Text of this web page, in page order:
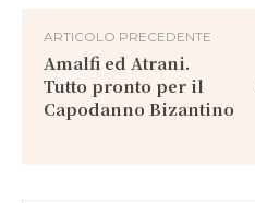
ARTICOLO PRECEDENTE
Amalfi ed Atrani.
Tutto pronto per il
Capodanno Bizantino